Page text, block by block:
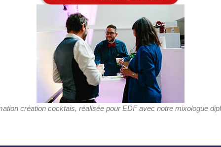
création cocktais, réalisée pour EDF avec notre mixologue